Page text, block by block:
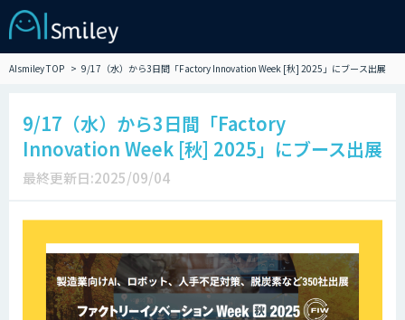
AIsmiley TOP 9/17（水）から3日間「Factory Innovation Week [秋] 2025」にブース出展
9/17（水）から3日間「Factory
Innovation Week [秋] 2025」にブース出展
最終更新日:2025/09/04